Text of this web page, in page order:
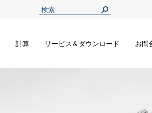
計算 サービス＆ダウンロード お問